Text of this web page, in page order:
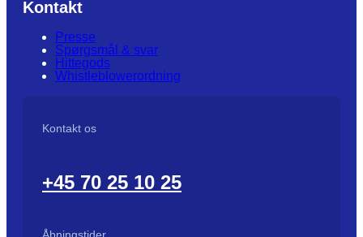
Kontakt
Presse
Spørgsmål & svar
Hittegods
Whistleblowerordning
Kontakt os
+45 70 25 10 25